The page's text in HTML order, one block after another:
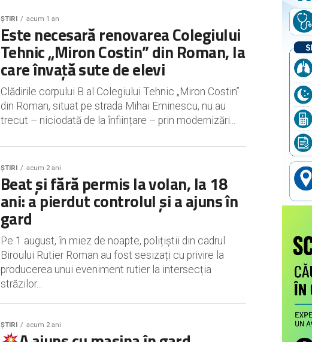
ȘTIRI acum 1 an
Este necesară renovarea Colegiului
Tehnic „Miron Costin” din Roman, la
care învață sute de elevi
Clădirile corpului B al Colegiului Tehnic „Miron Costin”
din Roman, situat pe strada Mihai Eminescu, nu au
trecut – niciodată de la înființare – prin modernizări...
ȘTIRI acum 2 ani
Beat și fără permis la volan, la 18
ani: a pierdut controlul și a ajuns în
gard
Pe 1 august, în miez de noapte, polițiștii din cadrul
Biroului Rutier Roman au fost sesizați cu privire la
producerea unui eveniment rutier la intersecția
străzilor...
ȘTIRI acum 2 ani